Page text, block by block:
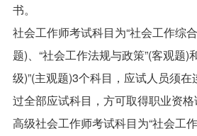
书。
社会工作师考试科目为“社会工作综
题)、“社会工作法规与政策”(客观题)
级)”(主观题)3个科目，应试人员须
过全部应试科目，方可取得职业资格
高级社会工作师考试科目为“社会工